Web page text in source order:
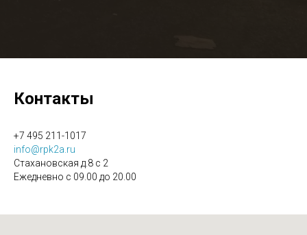
Контакты
+7 495 211-1017
info@rpk2a.ru
Стахановская д.8 с 2
Ежедневно с 09.00 до 20.00